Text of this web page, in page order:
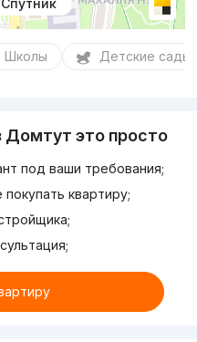
Спутник
Школы Детские сады
Домтут это просто
под ваши требования;
квартиру;